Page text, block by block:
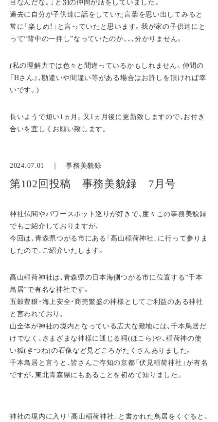
目なんだな。」と別の仲間が話をしていました。
過去に自分が子供達に話をしていた言葉を思い出してみると
常に「楽しめ！」と言っていたと思います。我が家の子供達にと
って“背中の一押し”なっていたのか、、、分かりません。
(私の理解力では色々と間違っているかもしれません。仲間の
『Hさん』、勘違いや間違い等がある場合はお許しを頂ければ幸
いです。)
長いようで短い1ヵ月。又1ヵ月後に更新致しますので、お付き
合いを宜しくお願い致します。
2024.07.01 ｜事務美貌録
第102回投稿 事務美貌録 7月号
神社仏閣やパワースポット巡りが好きで、度々この事務美貌録
でもご紹介しておりますが、
今回は、青森県つがる市にある「髙山稲荷神社」に行って参りま
したので、ご紹介いたします。
髙山稲荷神社は、青森県の日本海側つがる市に位置する“千本
鳥居”で有名な神社です。
五穀豊穣・海上安全・商売繁盛の神様としてご利益のある神社
と言われており、
山全体が神社の境内となっている広大な敷地には、千本鳥居だ
けでなく、さまざまな神様に通じる祠(ほこら)や、稲荷神の使
い狐(きつね)の石像など見どころがたくさんありました。
千本鳥居と言うと、皆さんご存知の京都「伏見稲荷神社」が有名
ですが、東北青森県にもあることを初めて知りました。
神社の境内に入り「髙山稲荷神社」と書かれた鳥居をくぐると、